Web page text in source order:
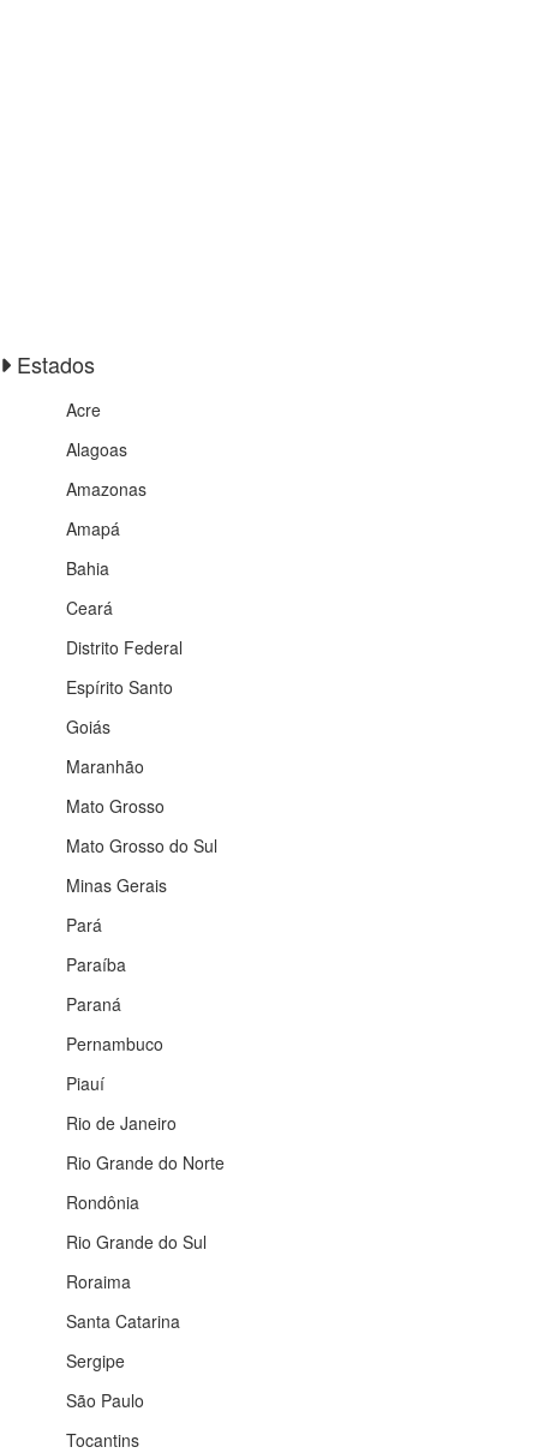
Estados
Acre
Alagoas
Amazonas
Amapá
Bahia
Ceará
Distrito Federal
Espírito Santo
Goiás
Maranhão
Mato Grosso
Mato Grosso do Sul
Minas Gerais
Pará
Paraíba
Paraná
Pernambuco
Piauí
Rio de Janeiro
Rio Grande do Norte
Rondônia
Rio Grande do Sul
Roraima
Santa Catarina
Sergipe
São Paulo
Tocantins